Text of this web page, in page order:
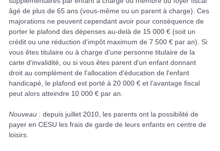
âgé de plus de 65 ans (vous-même ou un parent à charge). Ces
majorations ne peuvent cependant avoir pour conséquence de
porter le plafond des dépenses au-delà de 15 000 € (soit un
crédit ou une réduction d'impôt maximum de 7 500 € par an). Si
vous êtes titulaire ou à charge d'une personne titulaire de la
carte d'invalidité, ou si vous êtes parent d'un enfant donnant
droit au complément de l'allocation d'éducation de l'enfant
handicapé, le plafond est porté à 20 000 € et l'avantage fiscal
peut alors atteindre 10 000 € par an.
Nouveau : depuis juillet 2010, les parents ont la possibilité de
payer en CESU les frais de garde de leurs enfants en centre de
loisirs.